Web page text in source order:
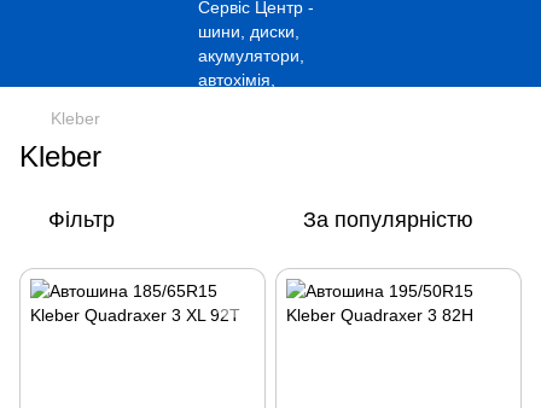
Kleber
Kleber
Фільтр За популярністю